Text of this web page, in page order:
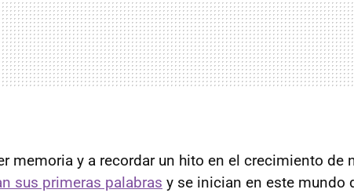
memoria y a recordar un hito en el crecimiento de
sus primeras palabras y se inician en este mundo